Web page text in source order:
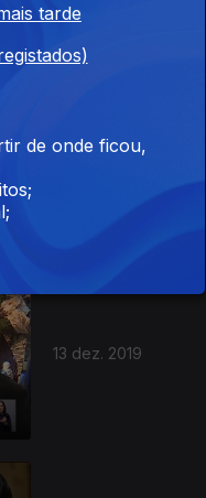
14 dez. 2019
13 dez. 2019
tarde
de onde ficou,